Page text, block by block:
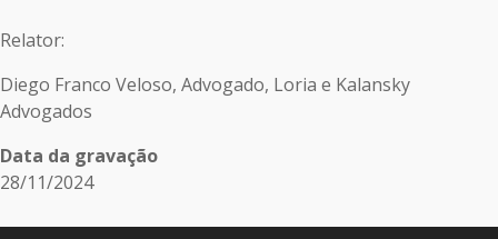
Relator:
Diego Franco Veloso, Advogado, Loria e Kalansky
Advogados
Data da gravação
28/11/2024